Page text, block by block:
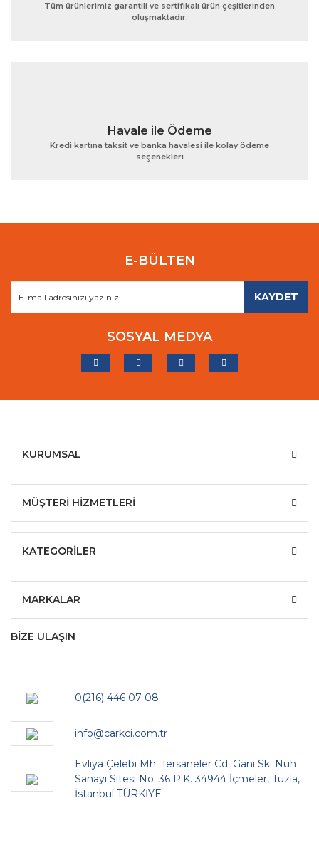
Gönder
Tüm ürünlerimiz garantili ve sertifikalı ürün çeşitlerinden
oluşmaktadır.
Havale ile Ödeme
Kredi kartına taksit ve banka havalesi ile kolay ödeme
seçenekleri
E-BÜLTEN
KAYDET
SOSYAL MEDYA
KURUMSAL
MÜŞTERİ HİZMETLERİ
KATEGORİLER
MARKALAR
BİZE ULAŞIN
0(216) 446 07 08
info@carkci.com.tr
Evliya Çelebi Mh. Tersaneler Cd. Gani Sk. Nuh
Sanayi Sitesi No: 36 P.K. 34944 İçmeler, Tuzla,
İstanbul TÜRKİYE